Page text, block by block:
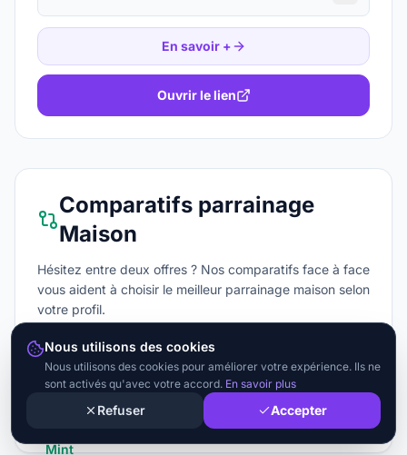
En savoir +
Ouvrir le lien
Comparatifs parrainage
Maison
Hésitez entre deux offres ? Nos comparatifs face à face
vous aident à choisir le meilleur parrainage maison selon
votre profil.
TotalEnergies vs Engie
Octopus Energy vs TotalEnergies
Mint Énergie vs Alterna énergie
Nous utilisons des cookies
Nous utilisons des cookies pour améliorer votre expérience. Ils ne
sont activés qu'avec votre accord. En savoir plus
Refuser Accepter